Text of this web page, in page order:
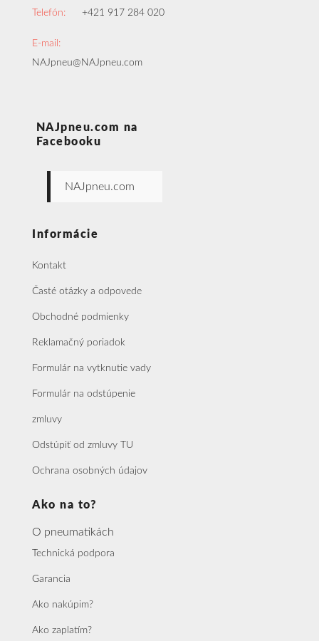
Telefón: +421 917 284 020
E-mail:
NAJpneu@NAJpneu.com
NAJpneu.com na
Facebooku
NAJpneu.com
Informácie
Kontakt
Časté otázky a odpovede
Obchodné podmienky
Reklamačný poriadok
Formulár na vytknutie vady
Formulár na odstúpenie
zmluvy
Odstúpiť od zmluvy TU
Ochrana osobných údajov
Ako na to?
O pneumatikách
Technická podpora
Garancia
Ako nakúpim?
Ako zaplatím?